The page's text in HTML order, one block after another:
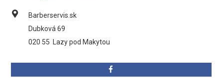
Barberservis.sk
Dubková 69
020 55
Lazy pod Makytou